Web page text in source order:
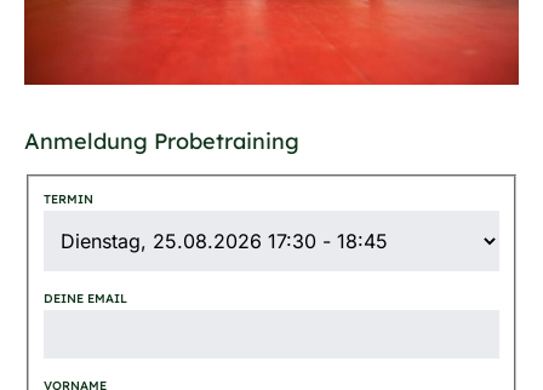
Anmeldung Probetraining
TERMIN
DEINE EMAIL
VORNAME